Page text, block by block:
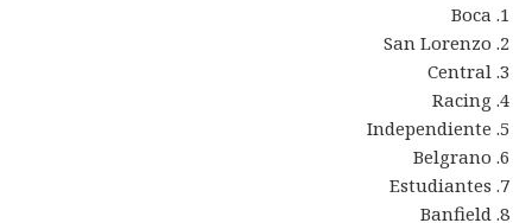
Boca
San Lorenzo
Central
Racing
Independiente
Belgrano
Estudiantes
Banfield